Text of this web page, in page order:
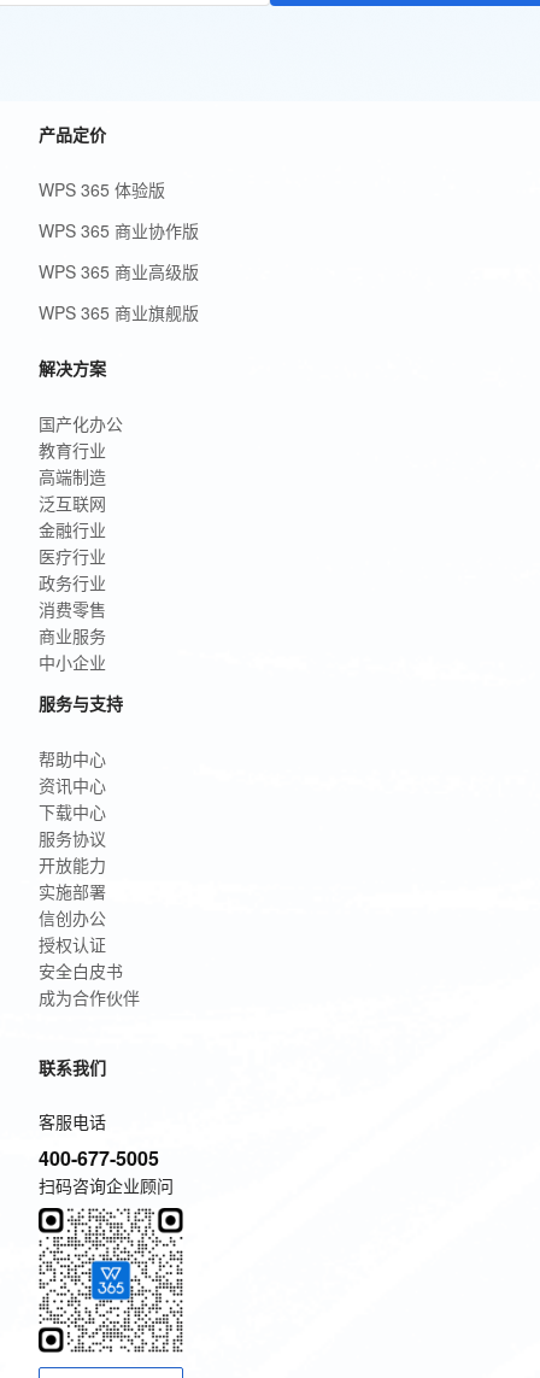
产品定价
WPS 365 体验版
WPS 365 商业协作版
WPS 365 商业高级版
WPS 365 商业旗舰版
解决方案
国产化办公
教育行业
高端制造
泛互联网
金融行业
医疗行业
政务行业
消费零售
商业服务
中小企业
服务与支持
帮助中心
资讯中心
下载中心
服务协议
开放能力
实施部署
信创办公
授权认证
安全白皮书
成为合作伙伴
联系我们
客服电话
400-677-5005
扫码咨询企业顾问